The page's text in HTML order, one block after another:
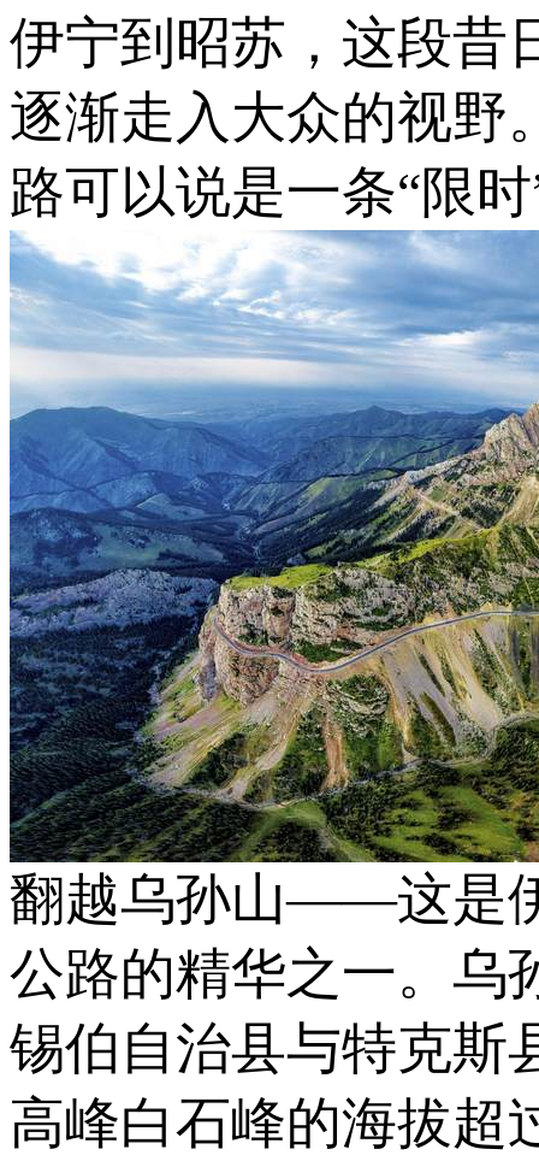
伊宁到昭苏，这段昔
逐渐走入大众的视野
路可以说是一条“限
翻越乌孙山——这是
公路的精华之一。乌
锡伯自治县与特克斯
高峰白石峰的海拔超